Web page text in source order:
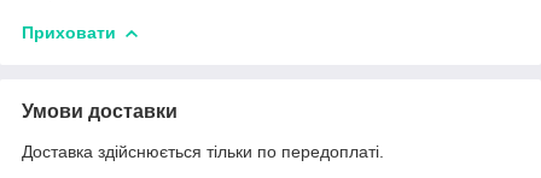
Приховати
Умови доставки
Доставка здійснюється тільки по передоплаті.